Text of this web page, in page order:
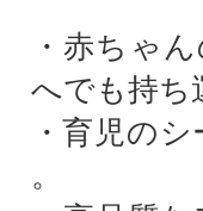
・赤ちゃ
へでも持ち
・育児の
。